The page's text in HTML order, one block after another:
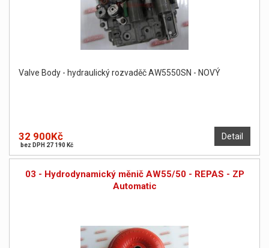
Valve Body - hydraulický rozvaděč AW5550SN - NOVÝ
Detail
32 900Kč
bez DPH 27 190 Kč
03 - Hydrodynamický měnič AW55/50 - REPAS - ZP
Automatic